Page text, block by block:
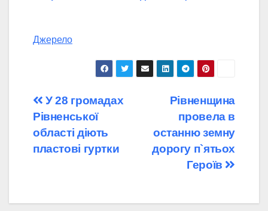
Джерело
Навігація
записів
Рівненщина
провела в
останню земну
дорогу п`ятьох
Героїв
У 28 громадах
Рівненської
області діють
пластові гуртки